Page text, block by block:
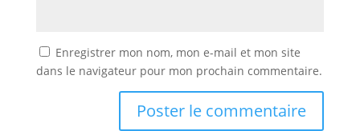
Enregistrer mon nom, mon e-mail et mon site
dans le navigateur pour mon prochain commentaire.